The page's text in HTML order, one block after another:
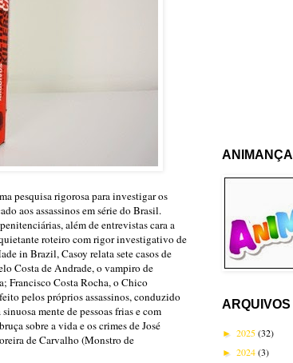
pesquisa rigorosa para investigar os
aos assassinos em série do Brasil.
além de entrevistas cara a
roteiro com rigor investigativo de
in Brazil, Casoy relata sete casos de
Costa de Andrade, o vampiro de
Francisco Costa Rocha, o Chico
pelos próprios assassinos, conduzido
mente de pessoas frias e com
sobre a vida e os crimes de José
de Carvalho (Monstro de
ANIMANÇA
ARQUIVOS
► 2025(32)
► 2024(3)